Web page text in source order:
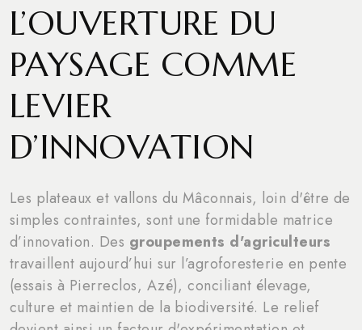
L’OUVERTURE DU
PAYSAGE COMME
LEVIER
D’INNOVATION
Les plateaux et vallons du Mâconnais, loin d'être de
simples contraintes, sont une formidable matrice
d’innovation. Des groupements d'agriculteurs
travaillent aujourd’hui sur l’agroforesterie en pente
(essais à Pierreclos, Azé), conciliant élevage,
culture et maintien de la biodiversité. Le relief